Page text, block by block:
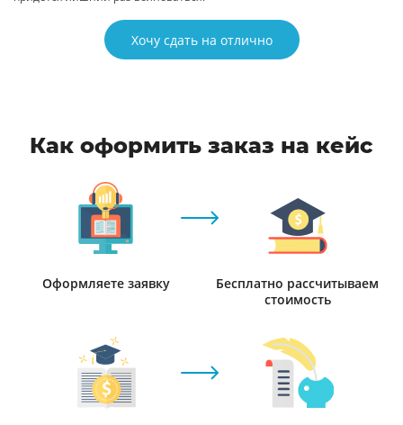
Хочу сдать на отлично
Как оформить заказ на кейс
Оформляете заявку
Бесплатно рассчитываем
стоимость